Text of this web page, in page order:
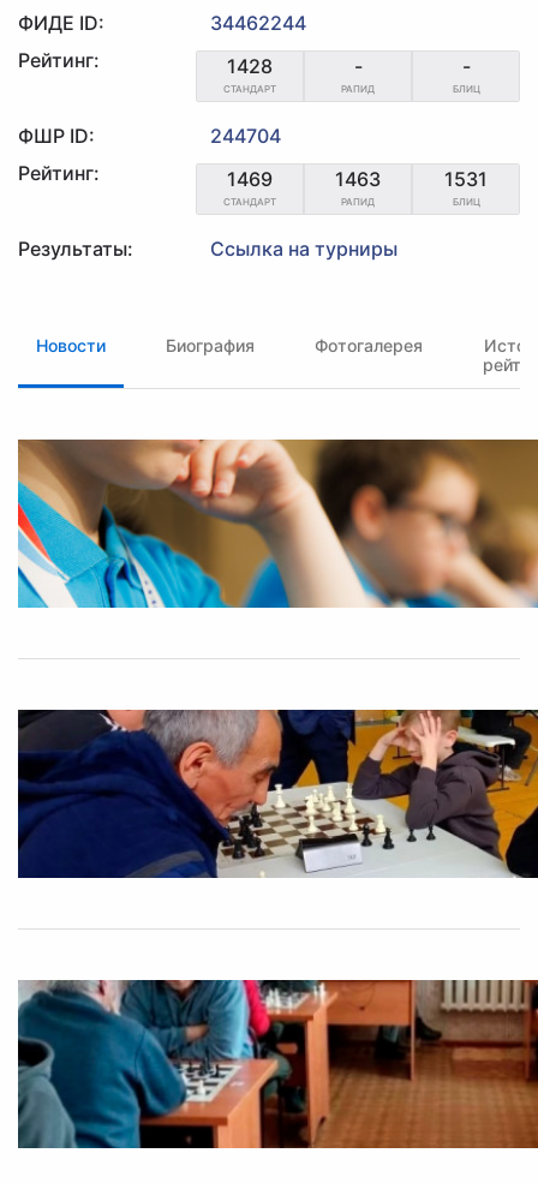
ФИДЕ ID:
34462244
Рейтинг:
1428
СТАНДАРТ
-
РАПИД
-
БЛИЦ
ФШР ID:
244704
Рейтинг:
1469
СТАНДАРТ
1463
РАПИД
1531
БЛИЦ
Результаты: Ссылка на турниры
Новости Биография Фотогалерея